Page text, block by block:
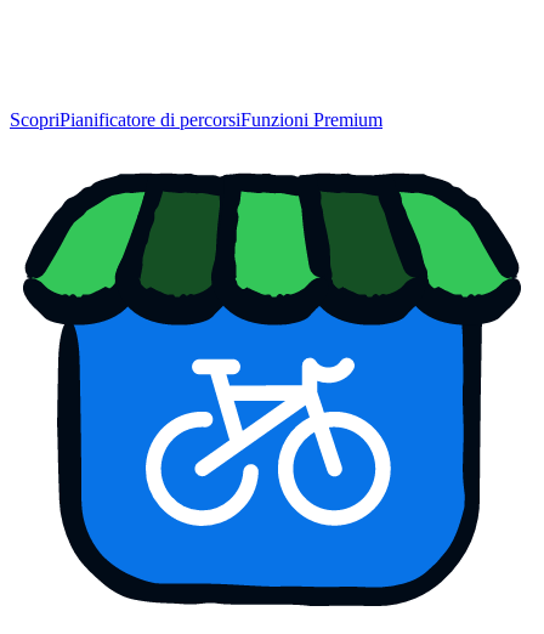
ScopriPianificatore di percorsiFunzioni Premium